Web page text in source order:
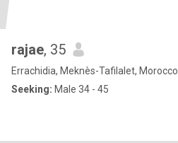
rajae, 35
Errachidia, Meknès-Tafilalet, Morocco
Seeking: Male 34 - 45